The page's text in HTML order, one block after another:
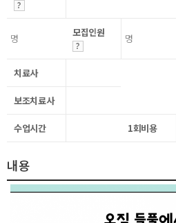
명 모집인원 명
치료사
보조치료사
수업시간 1회비용
내용